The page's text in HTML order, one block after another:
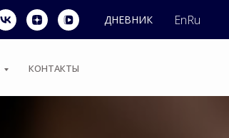
ДНЕВНИК EnRu
КОНТАКТЫ